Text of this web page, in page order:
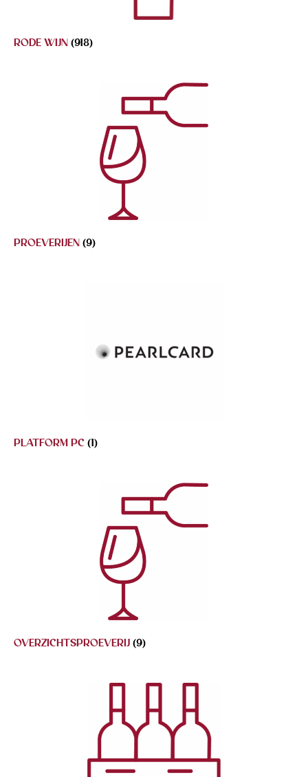
RODE WIJN (918)
PROEVERIJEN (9)
PLATFORM PC (1)
OVERZICHTSPROEVERIJ (9)